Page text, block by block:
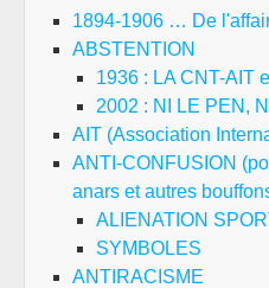
1894-1906 … De
ABSTENTION
1936 : LA CNT-AIT
2002 : NI LE PEN,
AIT (Association
ANTI-CONFUSION
anars et autres
ALIENATION
SYMBOLES
ANTIRACISME